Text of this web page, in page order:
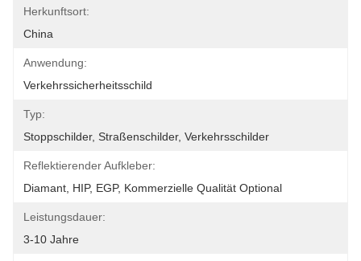
Herkunftsort:
China
Anwendung:
Verkehrssicherheitsschild
Typ:
Stoppschilder, Straßenschilder, Verkehrsschilder
Reflektierender Aufkleber:
Diamant, HIP, EGP, Kommerzielle Qualität Optional
Leistungsdauer:
3-10 Jahre